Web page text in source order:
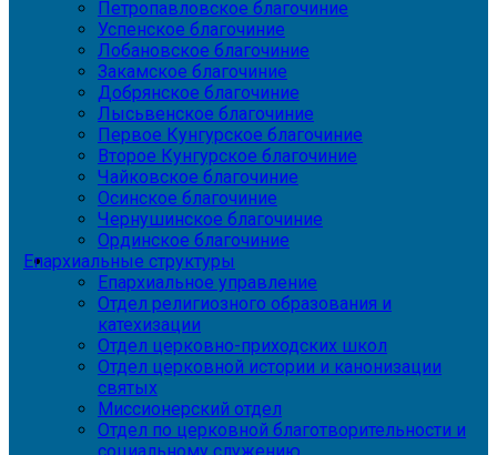
Петропавловское благочиние
Успенское благочиние
Лобановское благочиние
Закамское благочиние
Добрянское благочиние
Лысьвенское благочиние
Первое Кунгурское благочиние
Второе Кунгурское благочиние
Чайковское благочиние
Осинское благочиние
Чернушинское благочиние
Ординское благочиние
Епархиальные структуры
Епархиальное управление
Отдел религиозного образования и
катехизации
Отдел церковно-приходских школ
Отдел церковной истории и канонизации
святых
Миссионерский отдел
Отдел по церковной благотворительности и